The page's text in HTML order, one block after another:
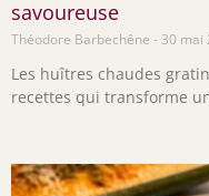
savoureuse
Théodore Barbechêne 30 mai
Les huîtres chaudes
recettes qui transforme